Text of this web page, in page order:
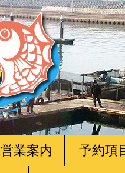
営業案内 予約項